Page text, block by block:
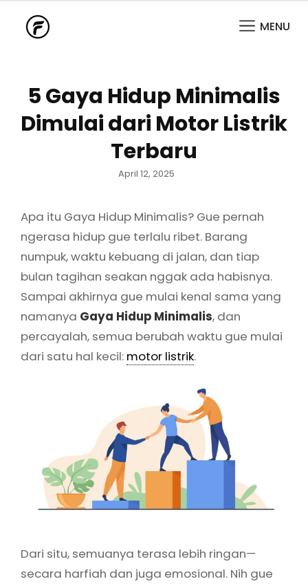
MENU
5 Gaya Hidup Minimalis
Dimulai dari Motor Listrik
Terbaru
Posted
April 12, 2025
Apa itu Gaya Hidup Minimalis? Gue pernah
ngerasa hidup gue terlalu ribet. Barang
numpuk, waktu kebuang di jalan, dan tiap
bulan tagihan seakan nggak ada habisnya.
Sampai akhirnya gue mulai kenal sama yang
namanya Gaya Hidup Minimalis, dan
percayalah, semua berubah waktu gue mulai
dari satu hal kecil: motor listrik.
Dari situ, semuanya terasa lebih ringan—
secara harfiah dan juga emosional. Nih gue